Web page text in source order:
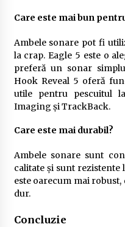
Care este mai bun
Ambele sonare pot fi
la crap. Eagle 5 este o
preferă un sonar
Hook Reveal 5 oferă
utile pentru pescuitul
Imaging și TrackBack.
Care este mai durabil?
Ambele sonare sunt
calitate și sunt rezistente
este oarecum mai
dur.
Concluzie